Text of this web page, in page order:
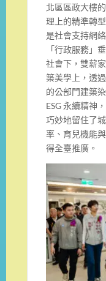
北區區政大樓
理上的精準轉
是社會支持網
「行政服務」
社會下，雙薪
築美學上，透
的公部門建築
ESG 永續精神
巧妙地留住了
率、育兒機能
得全臺推廣。